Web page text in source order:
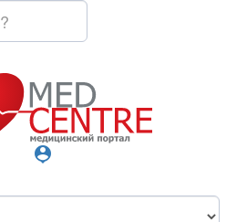
person_pin